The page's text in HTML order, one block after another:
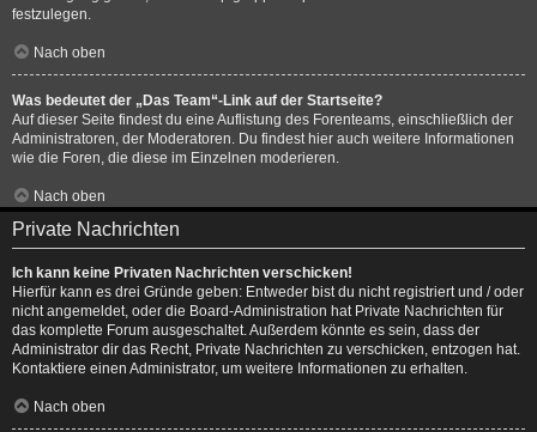
festzulegen.
Nach oben
Was bedeutet der „Das Team“-Link auf der Startseite?
Auf dieser Seite findest du eine Auflistung des Forenteams, einschließlich der
Administratoren, der Moderatoren. Du findest hier auch weitere Informationen
wie die Foren, die diese im Einzelnen moderieren.
Nach oben
Private Nachrichten
Ich kann keine Privaten Nachrichten verschicken!
Hierfür kann es drei Gründe geben: Entweder bist du nicht registriert und / oder
nicht angemeldet, oder die Board-Administration hat Private Nachrichten für
das komplette Forum ausgeschaltet. Außerdem könnte es sein, dass der
Administrator dir das Recht, Private Nachrichten zu verschicken, entzogen hat.
Kontaktiere einen Administrator, um weitere Informationen zu erhalten.
Nach oben